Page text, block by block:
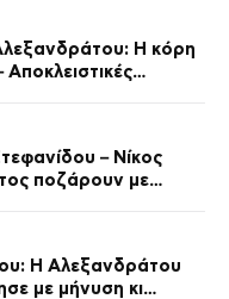
Η κόρη
Αποκλειστικές
– Νίκος
ποζάρουν με
Η Αλεξανδράτου
με μήνυση κι